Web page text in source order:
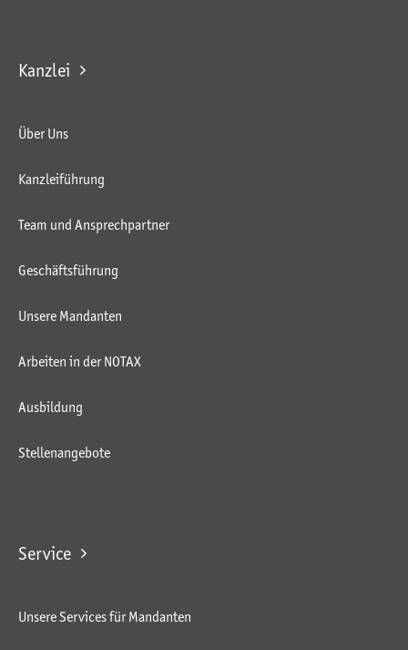
Kanzlei
Über Uns
Kanzleiführung
Team und Ansprechpartner
Geschäftsführung
Unsere Mandanten
Arbeiten in der NOTAX
Ausbildung
Stellenangebote
Service
Unsere Services für Mandanten